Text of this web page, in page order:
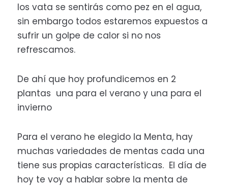
los vata se sentirás como pez en el agua,
sin embargo todos estaremos expuestos a
sufrir un golpe de calor si no nos
refrescamos.
De ahí que hoy profundicemos en 2
plantas una para el verano y una para el
invierno
Para el verano he elegido la Menta, hay
muchas variedades de mentas cada una
tiene sus propias características. El día de
hoy te voy a hablar sobre la menta de